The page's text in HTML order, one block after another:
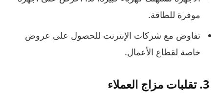
موفرة للطاقة.
تفاوض مع شركات الإنترنت للحصول على عروض
خاصة لقطاع الأعمال.
3. تقلبات مزاج العملاء